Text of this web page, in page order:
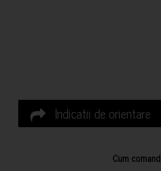
Indicatii de orientare
Cum comand